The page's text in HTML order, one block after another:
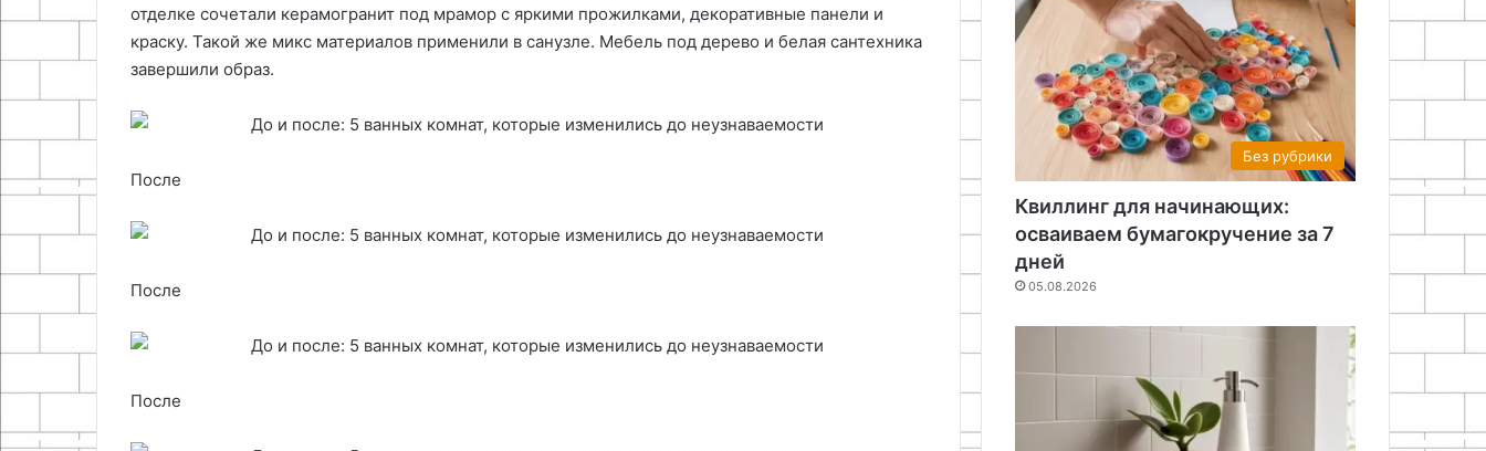
отделке сочетали керамогранит под мрамор с яркими прожилками, декоративные панели и
краску. Такой же микс материалов применили в санузле. Мебель под дерево и белая сантехника
завершили образ.
После
После
После
Без рубрики
Квиллинг для начинающих:
осваиваем бумагокручение за 7
дней
05.08.2026